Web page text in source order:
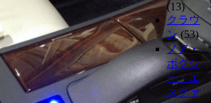
(13)
クラウ
ン(53)
ノア・
ボクシ
ー・エ
スクァ